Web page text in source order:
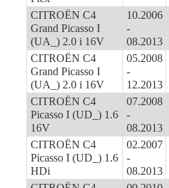
CITROËN C4
Grand Picasso I
(UA_) 2.0 i 16V
10.2006
-
08.2013
CITROËN C4
Grand Picasso I
(UA_) 2.0 i 16V
05.2008
-
12.2013
CITROËN C4
Picasso I (UD_) 1.6
16V
07.2008
-
08.2013
CITROËN C4
Picasso I (UD_) 1.6
HDi
02.2007
-
08.2013